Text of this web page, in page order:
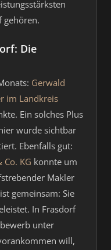
gehören.
Die
Gerwald
im Landkreis
Ein solches Plus
wurde sichtbar
Ebenfalls gut:
KG konnte um
Makler
gemeinsam: Sie
In Frasdorf
unter
will,